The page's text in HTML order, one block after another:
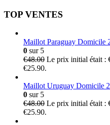
TOP VENTES
Maillot Paraguay Domicile
0 sur 5
€48.00 Le prix initial était :
€25.90.
Maillot Uruguay Domicile
0 sur 5
€48.00 Le prix initial était :
€25.90.